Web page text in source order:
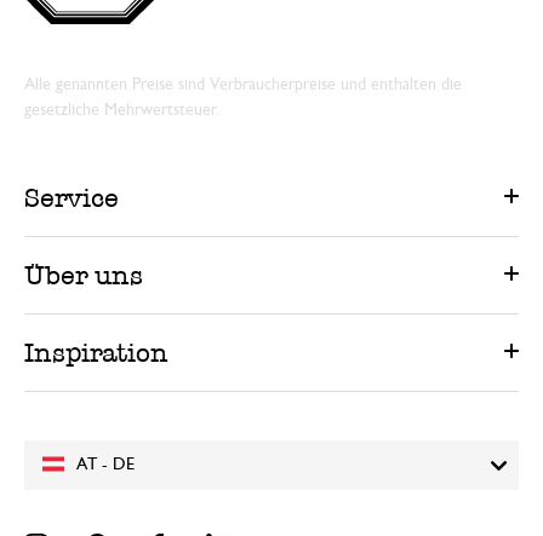
AT - DE
Alle genannten Preise sind Verbraucherpreise und enthalten die
gesetzliche Mehrwertsteuer.
Service
Über uns
Inspiration